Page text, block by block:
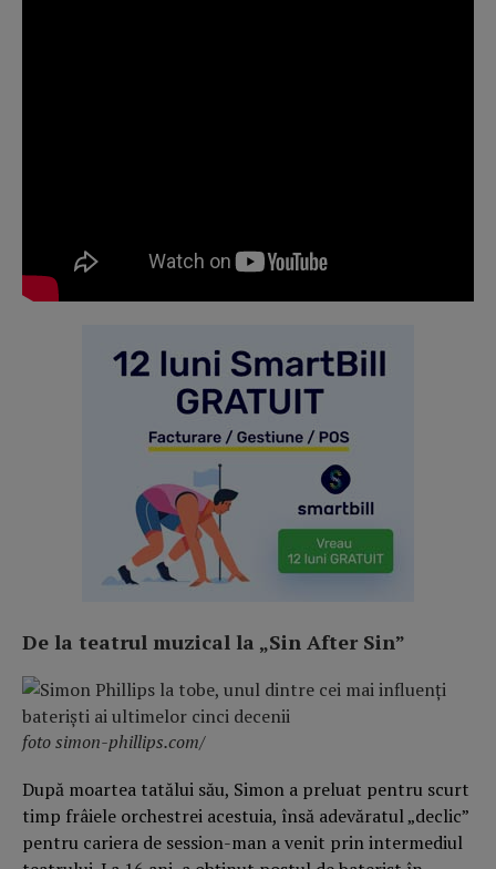
De la teatrul muzical la „Sin After Sin”
fotosimon-phillips.com/
După moartea tatălui său, Simon a preluat pentru scurt
timp frâiele orchestrei acestuia, însă adevăratul „declic”
pentru cariera de session-man a venit prin intermediul